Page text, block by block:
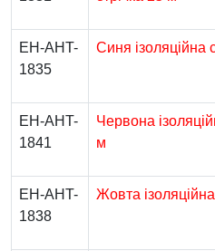
EH-AHT-
1835
Синя ізоляційна
EH-AHT-
1841
Червона
м
EH-AHT-
1838
Жовта